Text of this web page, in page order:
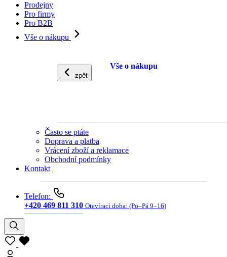
Prodejny
Pro firmy
Pro B2B
Vše o nákupu
zpět
Vše o nákupu
Často se ptáte
Doprava a platba
Vrácení zboží a reklamace
Obchodní podmínky
Kontakt
Telefon:
+420 469 811 310 Otevírací doba: (Po–Pá 9–16)